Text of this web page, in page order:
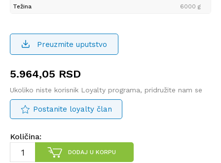
Težina
6000 g
Preuzmite uputstvo
5.964,05 RSD
Ukoliko niste korisnik Loyalty programa, pridružite nam se
Postanite loyalty član
Količina:
DODAJ U KORPU